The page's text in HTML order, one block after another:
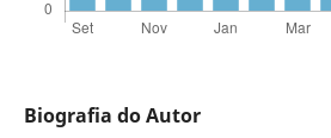
Biografia do Autor